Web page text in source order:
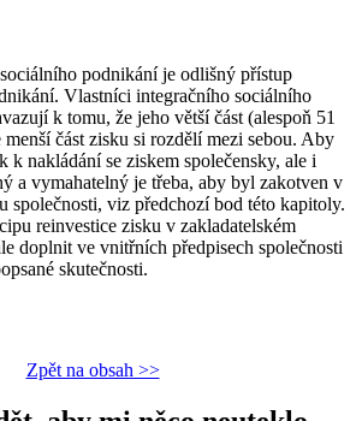
podnikání je odlišný přístup
Vlastníci integračního sociálního
k tomu, že jeho větší část (alespoň 51
část zisku si rozdělí mezi sebou. Aby
k nakládání se ziskem společensky, ale i
a vymahatelný je třeba, aby byl zakotven v
společnosti, viz předchozí bod této kapitoly.
reinvestice zisku v zakladatelském
doplnit ve vnitřních předpisech společnosti
skutečnosti.
Zpět na obsah >>